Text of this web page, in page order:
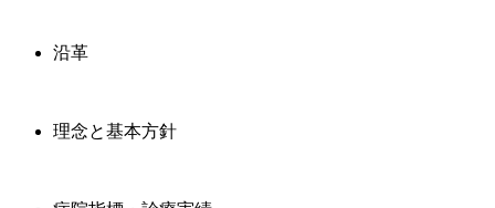
沿革
理念と基本方針